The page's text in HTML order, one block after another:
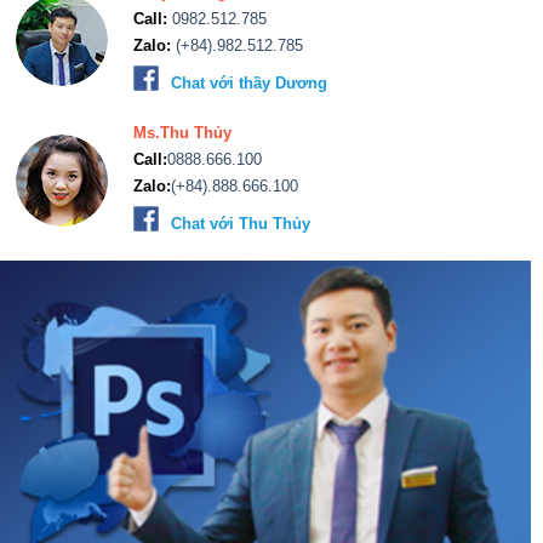
Call: 0982.512.785
Zalo: (+84).982.512.785
Chat với thầy Dương
Ms.Thu Thủy
Call:0888.666.100
Zalo:(+84).888.666.100
Chat với Thu Thủy